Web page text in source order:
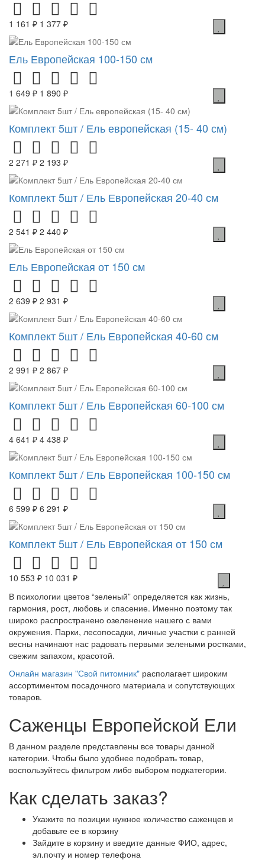
1 161 ₽ 1 377 ₽
Ель Европейская 100-150 см
1 649 ₽ 1 890 ₽
Комплект 5шт / Ель европейская (15- 40 см)
2 271 ₽ 2 193 ₽
Комплект 5шт / Ель Европейская 20-40 см
2 541 ₽ 2 440 ₽
Ель Европейская от 150 см
2 639 ₽ 2 931 ₽
Комплект 5шт / Ель Европейская 40-60 см
2 991 ₽ 2 867 ₽
Комплект 5шт / Ель Европейская 60-100 см
4 641 ₽ 4 438 ₽
Комплект 5шт / Ель Европейская 100-150 см
6 599 ₽ 6 291 ₽
Комплект 5шт / Ель Европейская от 150 см
10 553 ₽ 10 031 ₽
В психологии цветов “зеленый” определяется как жизнь,
гармония, рост, любовь и спасение. Именно поэтому так
широко распространено озеленение нашего с вами
окружения. Парки, лесопосадки, личные участки с ранней
весны начинают нас радовать первыми зелеными ростками,
свежим запахом, красотой.
Онлайн магазин "Свой питомник" располагает широким
ассортиментом посадочного материала и сопутствующих
товаров.
Саженцы Европейской Ели
В данном разделе представлены все товары данной
категории. Чтобы было удобнее подобрать товар,
воспользуйтесь фильтром либо выбором подкатегории.
Как сделать заказ?
Укажите по позиции нужное количество саженцев и
добавьте ее в корзину
Зайдите в корзину и введите данные ФИО, адрес,
эл.почту и номер телефона